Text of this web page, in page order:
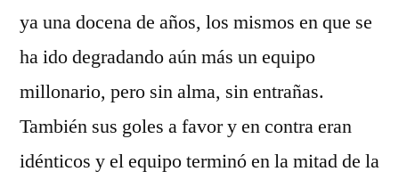
ya una docena de años, los mismos en que se
ha ido degradando aún más un equipo
millonario, pero sin alma, sin entrañas.
También sus goles a favor y en contra eran
idénticos y el equipo terminó en la mitad de la